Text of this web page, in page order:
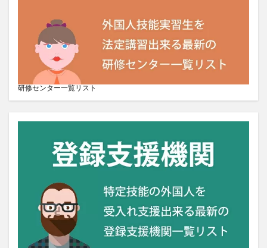
研修センター一覧リスト